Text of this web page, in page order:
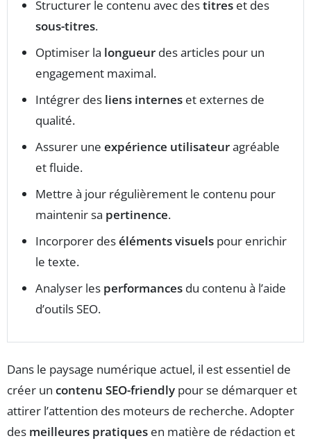
Structurer le contenu avec destitres et des
sous-titres.
Optimiser la longueur des articles pour un
engagement maximal.
Intégrer des liens internes et externes de
qualité.
Assurer une expérience utilisateuragréable
et fluide.
Mettre à jour régulièrement le contenu pour
maintenir sa pertinence.
Incorporer deséléments visuels pour enrichir
le texte.
Analyser les performances du contenu à l’aide
d’outils SEO.
Dans le paysage numérique actuel, il est essentiel de
créer un contenu SEO-friendly pour se démarquer et
attirer l’attention des moteurs de recherche. Adopter
des meilleures pratiques en matière de rédaction et